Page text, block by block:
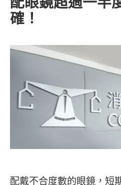
確！
配戴不合度數的眼鏡，短